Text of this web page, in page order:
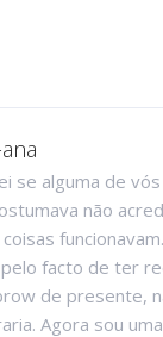
se alguma de
não
facto de ter
de presente,
Agora sou